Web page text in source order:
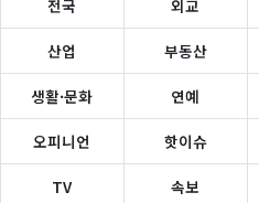
전국 외교
산업 부동산
생활·문화 연예
오피니언 핫이슈
TV 속보